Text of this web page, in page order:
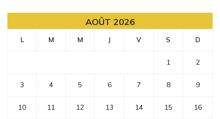
AOÛT 2026
L M M J V S D
1 2
3 4 5 6 7 8 9
10 11 12 13 14 15 16